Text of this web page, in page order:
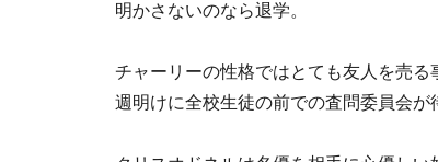
明かさないのなら退学。
チャーリーの性格ではとても友人を売る
週明けに全校生徒の前での査問委員会が